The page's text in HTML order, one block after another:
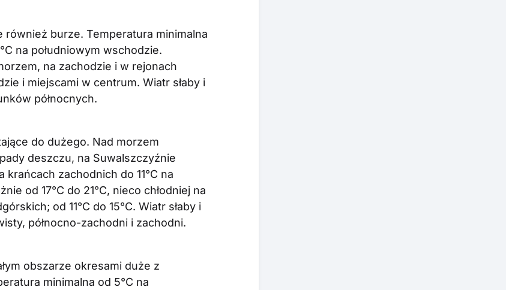
burze. Temperatura minimalna
na południowym wschodzie.
na zachodzie i w rejonach
i miejscami w centrum. Wiatr słaby i
północnych.
do dużego. Nad morzem
deszczu, na Suwalszczyźnie
zachodnich do 11°C na
od 17°C do 21°C, nieco chłodniej na
od 11°C do 15°C. Wiatr słaby i
północno-zachodni i zachodni.
obszarze okresami duże z
minimalna od 5°C na